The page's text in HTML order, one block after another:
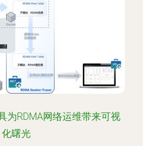
为RDMA网络运维带来可视
化曙光